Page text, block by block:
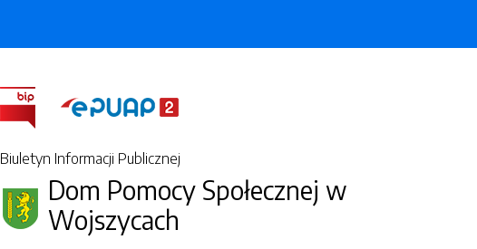
Biuletyn Informacji Publicznej
Dom Pomocy Społecznej w
Wojszycach